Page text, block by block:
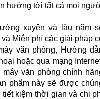
hướng tới tất cả mọi
xuyên và lâu năm
Miễn phí các giải pháp
văn phòng, Hướng
hoặc qua mạng
văn phòng chính
phẩm này sẽ được
kiệm thời gian và chi